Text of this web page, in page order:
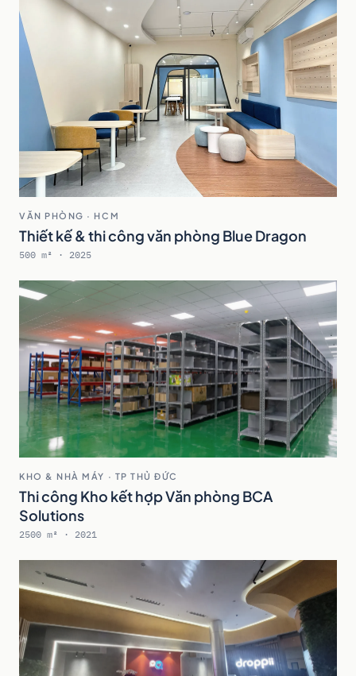
VĂN PHÒNG · HCM
Thiết kế & thi công văn phòng Blue Dragon
500 m² · 2025
KHO & NHÀ MÁY · TP THỦ ĐỨC
Thi công Kho kết hợp Văn phòng BCA
Solutions
2500 m² · 2021